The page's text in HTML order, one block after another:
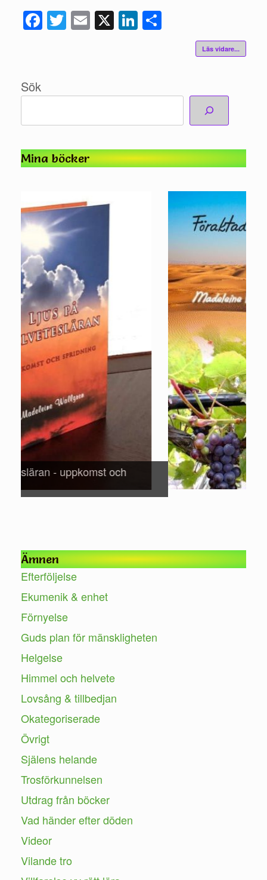
Fac
Twi
Ema
Link
Läs vidare...
Sök
Mina böcker
Ämnen
Efterföljelse
Ekumenik & enhet
Förnyelse
Guds plan för mänskligheten
Helgelse
Himmel och helvete
Lovsång & tillbedjan
Okategoriserade
Övrigt
Själens helande
Trosförkunnelsen
Utdrag från böcker
Vad händer efter döden
Videor
Vilande tro